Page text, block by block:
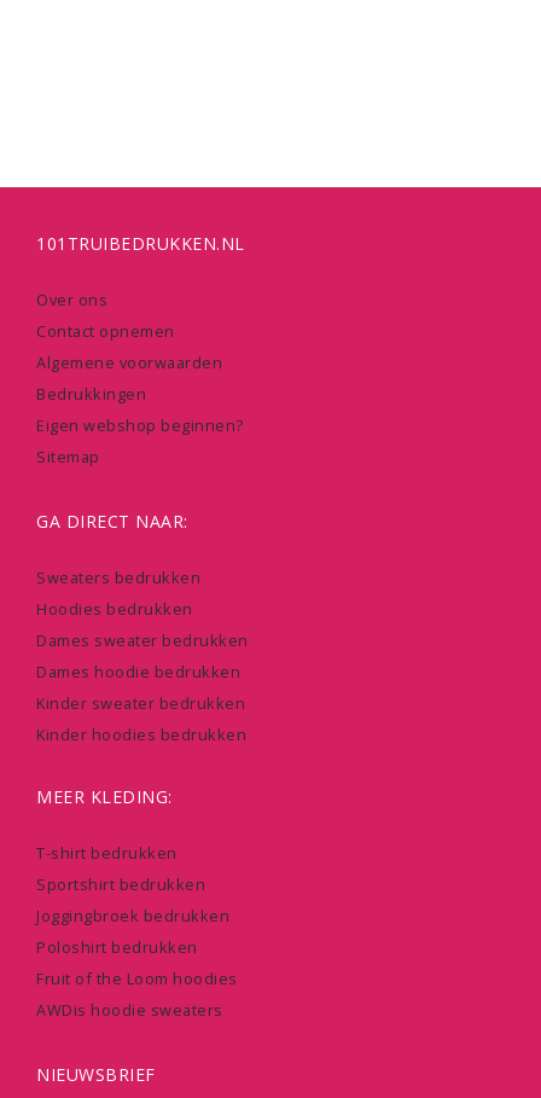
101TRUIBEDRUKKEN.NL
Over ons
Contact opnemen
Algemene voorwaarden
Bedrukkingen
Eigen webshop beginnen?
Sitemap
GA DIRECT NAAR:
Sweaters bedrukken
Hoodies bedrukken
Dames sweater bedrukken
Dames hoodie bedrukken
Kinder sweater bedrukken
Kinder hoodies bedrukken
MEER KLEDING:
T-shirt bedrukken
Sportshirt bedrukken
Joggingbroek bedrukken
Poloshirt bedrukken
Fruit of the Loom hoodies
AWDis hoodie sweaters
NIEUWSBRIEF